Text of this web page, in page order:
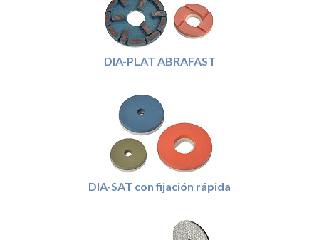
DIA-PLAT ABRAFAST
DIA-SAT con fijación rápida